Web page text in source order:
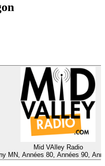
Mid VAlley Radio
MN, Années 80, Années 90,